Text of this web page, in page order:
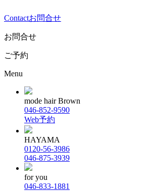
Contactお問合せ
お問合せ
ご予約
Menu
mode hair Brown
046-852-9590
Web予約
HAYAMA
0120-56-3986
046-875-3939
for you
046-833-1881